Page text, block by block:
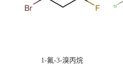
1-氟-3-溴丙烷